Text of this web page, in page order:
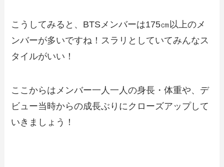
こうしてみると、BTSメンバーは175㎝以上のメ
ンバーが多いですね！スラリとしていてみんなス
タイルがいい！
ここからはメンバー一人一人の身長・体重や、デ
ビュー当時からの成長ぶりにクローズアップして
いきましょう！